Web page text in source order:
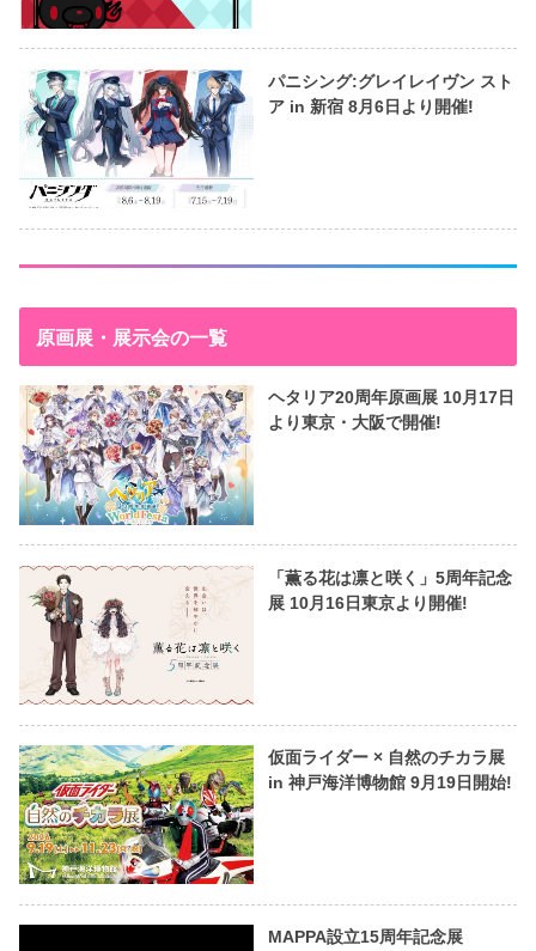
パニシング:グレイレイヴン スト
ア in 新宿 8月6日より開催!
原画展・展示会の一覧
ヘタリア20周年原画展 10月17日
より東京・大阪で開催!
「薫る花は凛と咲く」5周年記念
展 10月16日東京より開催!
仮面ライダー × 自然のチカラ展
in 神戸海洋博物館 9月19日開始!
MAPPA設立15周年記念展